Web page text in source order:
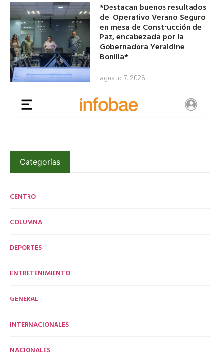
*Destacan buenos resultados
del Operativo Verano Seguro
en mesa de Construcción de
Paz, encabezada por la
Gobernadora Yeraldine
Bonilla*
agosto 7, 2026
Categorías
CENTRO
COLUMNA
DEPORTES
ENTRETENIMIENTO
GENERAL
INTERNACIONALES
NACIONALES